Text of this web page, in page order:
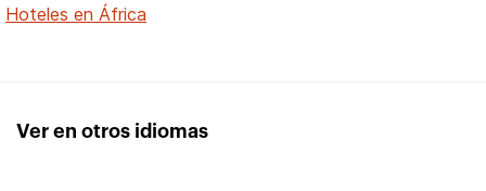
Hoteles en África
Ver en otros idiomas